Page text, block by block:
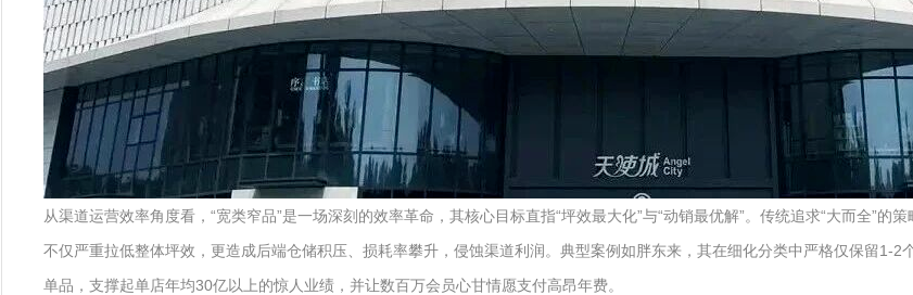
从渠道运营效率角度看，“宽类窄品”是一场深刻的效率革命，其核心目标直指“坪效最大化”与“动销最优解”。传统追求“大而全”
不仅严重拉低整体坪效，更造成后端仓储积压、损耗率攀升，侵蚀渠道利润。典型案例如胖东来，其在细化分类中严格仅保留1-
单品，支撑起单店年均30亿以上的惊人业绩，并让数百万会员心甘情愿支付高昂年费。